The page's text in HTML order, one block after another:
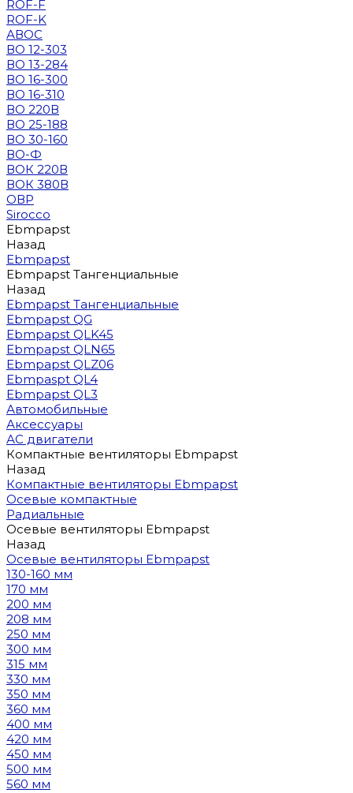
ROF-F
ROF-K
АВОС
ВО 12-303
ВО 13-284
ВО 16-300
ВО 16-310
ВО 220В
ВО 25-188
ВО 30-160
ВО-Ф
ВОК 220В
ВОК 380В
ОВР
Sirocco
Ebmpapst
Назад
Ebmpapst
Ebmpapst Тангенциальные
Назад
Ebmpapst Тангенциальные
Ebmpapst QG
Ebmpapst QLK45
Ebmpapst QLN65
Ebmpapst QLZ06
Ebmpaspt QL4
Ebmpapst QL3
Автомобильные
Аксессуары
АС двигатели
Компактные вентиляторы Ebmpapst
Назад
Компактные вентиляторы Ebmpapst
Осевые компактные
Радиальные
Осевые вентиляторы Ebmpapst
Назад
Осевые вентиляторы Ebmpapst
130-160 мм
170 мм
200 мм
208 мм
250 мм
300 мм
315 мм
330 мм
350 мм
360 мм
400 мм
420 мм
450 мм
500 мм
560 мм